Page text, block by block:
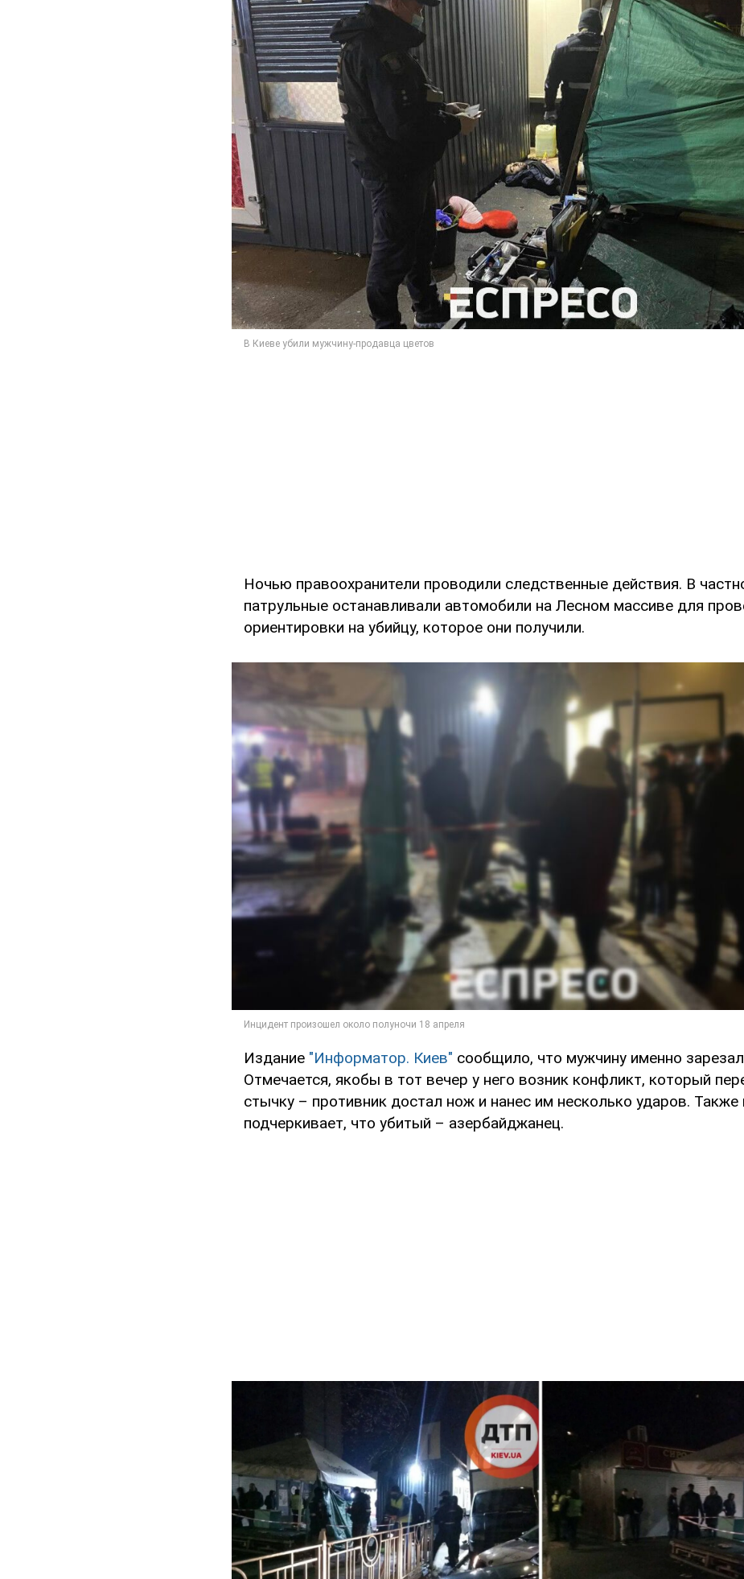
Ночью правоохранители проводили следственные действия. В
патрульные останавливали автомобили на Лесном массиве для
ориентировки на убийцу, которое они получили.
Издание "Информатор. Киев" сообщило, что мужчину именно
Отмечается, якобы в тот вечер у него возник конфликт, который
стычку – противник достал нож и нанес им несколько ударов. Также
подчеркивает, что убитый – азербайджанец.